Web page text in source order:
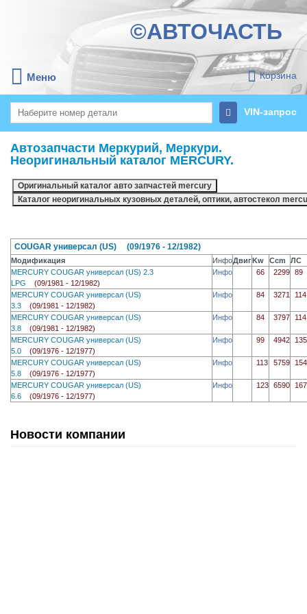
©АВТОЧАСТЬ
Меню Корзина
VIN-запрос
Автозапчасти Меркурий, Меркури.
Неоригинальный каталог MERCURY.
COUGAR универсал (US) (09/1976 - 12/1982)
Модификация ИнфоДвигKw Ccm
ЛС
MERCURY COUGAR универсал (US) 2.3
LPG (09/1981 - 12/1982)
Инфо 66 2299 89
MERCURY COUGAR универсал (US)
3.3 (09/1981 - 12/1982)
Инфо 84 3271 114
MERCURY COUGAR универсал (US)
3.8 (09/1981 - 12/1982)
Инфо 84 3797 114
MERCURY COUGAR универсал (US)
5.0 (09/1976 - 12/1977)
Инфо 99 4942 135
MERCURY COUGAR универсал (US)
5.8 (09/1976 - 12/1977)
Инфо 113 5759 154
MERCURY COUGAR универсал (US)
6.6 (09/1976 - 12/1977)
Инфо 123 6590 167
Новости компании